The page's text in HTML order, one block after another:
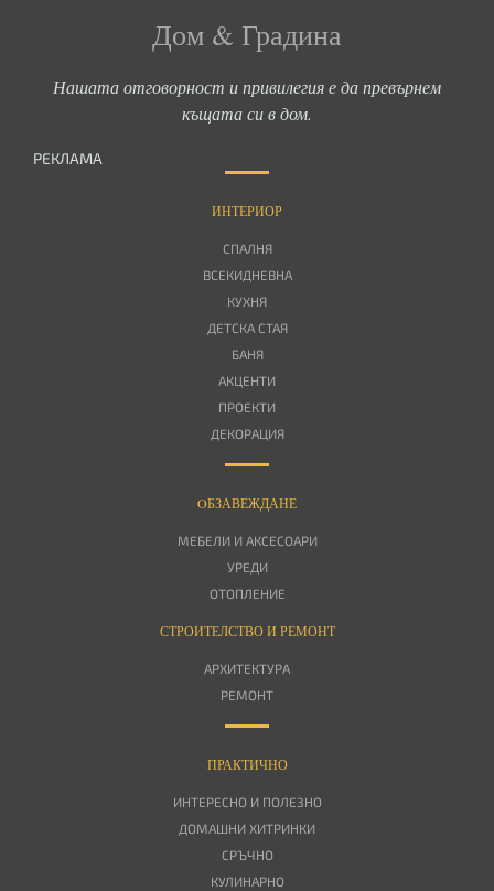
Дом & Градина
Нашата отговорност и привилегия е да превърнем
къщата си в дом.
РЕКЛАМА
ИНТЕРИОР
СПАЛНЯ
ВСЕКИДНЕВНА
КУХНЯ
ДЕТСКА СТАЯ
БАНЯ
АКЦЕНТИ
ПРОЕКТИ
ДЕКОРАЦИЯ
OБЗАВЕЖДАНЕ
МЕБЕЛИ И АКСЕСОАРИ
УРЕДИ
ОТОПЛЕНИЕ
СТРОИТЕЛСТВО И РЕМОНТ
АРХИТЕКТУРА
РЕМОНТ
ПРАКТИЧНО
ИНТЕРЕСНО И ПОЛЕЗНО
ДОМАШНИ ХИТРИНКИ
СРЪЧНО
КУЛИНАРНО